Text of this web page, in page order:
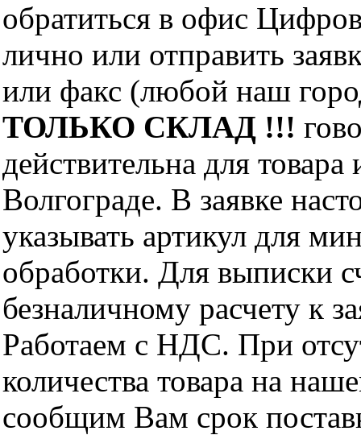
обратиться в офис
лично или отправить
или факс (любой наш
ТОЛЬКО СКЛАД !!!
действительна для
Волгограде. В заявке
указывать артикул для
обработки. Для выписки
безналичному расчету к
Работаем с НДС. При
количества товара на
сообщим Вам срок